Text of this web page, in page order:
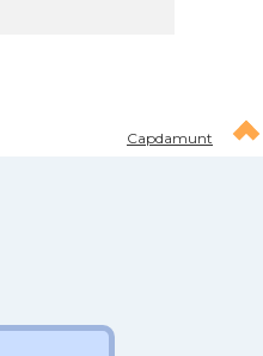
Capdamunt